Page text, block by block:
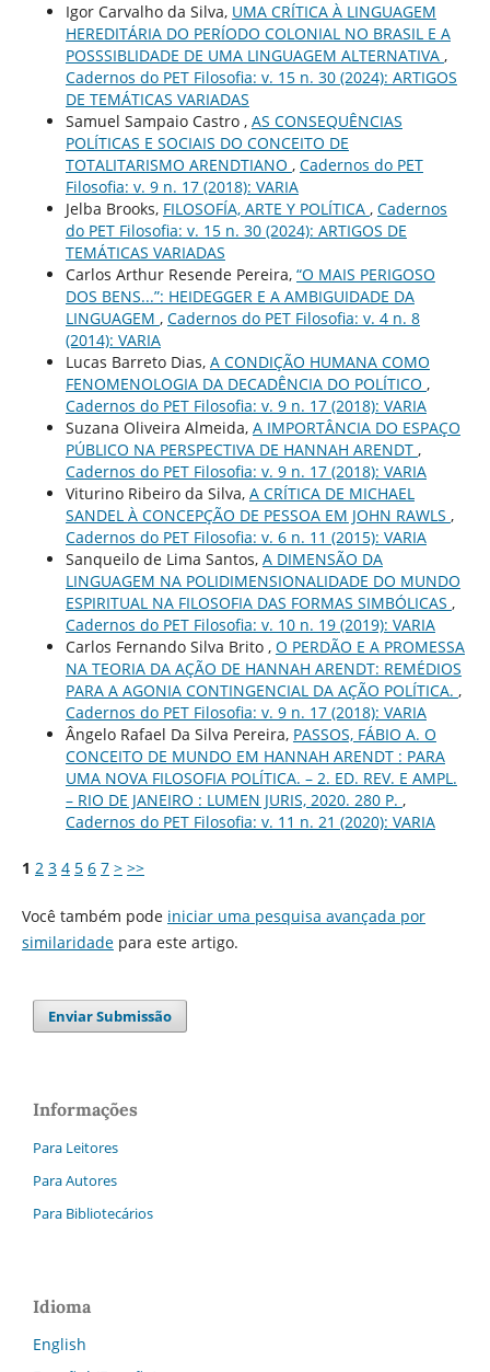
Igor Carvalho da Silva, UMA CRÍTICA À LINGUAGEM
HEREDITÁRIA DO PERÍODO COLONIAL NO BRASIL E A
POSSSIBLIDADE DE UMA LINGUAGEM ALTERNATIVA ,
Cadernos do PET Filosofia: v. 15 n. 30 (2024): ARTIGOS
DE TEMÁTICAS VARIADAS
Samuel Sampaio Castro , AS CONSEQUÊNCIAS
POLÍTICAS E SOCIAIS DO CONCEITO DE
TOTALITARISMO ARENDTIANO , Cadernos do PET
Filosofia: v. 9 n. 17 (2018): VARIA
Jelba Brooks, FILOSOFÍA, ARTE Y POLÍTICA , Cadernos
do PET Filosofia: v. 15 n. 30 (2024): ARTIGOS DE
TEMÁTICAS VARIADAS
Carlos Arthur Resende Pereira, “O MAIS PERIGOSO
DOS BENS...”: HEIDEGGER E A AMBIGUIDADE DA
LINGUAGEM , Cadernos do PET Filosofia: v. 4 n. 8
(2014): VARIA
Lucas Barreto Dias, A CONDIÇÃO HUMANA COMO
FENOMENOLOGIA DA DECADÊNCIA DO POLÍTICO ,
Cadernos do PET Filosofia: v. 9 n. 17 (2018): VARIA
Suzana Oliveira Almeida, A IMPORTÂNCIA DO ESPAÇO
PÚBLICO NA PERSPECTIVA DE HANNAH ARENDT ,
Cadernos do PET Filosofia: v. 9 n. 17 (2018): VARIA
Viturino Ribeiro da Silva, A CRÍTICA DE MICHAEL
SANDEL À CONCEPÇÃO DE PESSOA EM JOHN RAWLS ,
Cadernos do PET Filosofia: v. 6 n. 11 (2015): VARIA
Sanqueilo de Lima Santos, A DIMENSÃO DA
LINGUAGEM NA POLIDIMENSIONALIDADE DO MUNDO
ESPIRITUAL NA FILOSOFIA DAS FORMAS SIMBÓLICAS ,
Cadernos do PET Filosofia: v. 10 n. 19 (2019): VARIA
Carlos Fernando Silva Brito , O PERDÃO E A PROMESSA
NA TEORIA DA AÇÃO DE HANNAH ARENDT: REMÉDIOS
PARA A AGONIA CONTINGENCIAL DA AÇÃO POLÍTICA. ,
Cadernos do PET Filosofia: v. 9 n. 17 (2018): VARIA
Ângelo Rafael Da Silva Pereira, PASSOS, FÁBIO A. O
CONCEITO DE MUNDO EM HANNAH ARENDT : PARA
UMA NOVA FILOSOFIA POLÍTICA. – 2. ED. REV. E AMPL.
– RIO DE JANEIRO : LUMEN JURIS, 2020. 280 P. ,
Cadernos do PET Filosofia: v. 11 n. 21 (2020): VARIA
1 2 3 4 5 6 7 > >>
Você também pode iniciar uma pesquisa avançada por
similaridadepara este artigo.
Enviar Submissão
Informações
Para Leitores
Para Autores
Para Bibliotecários
Idioma
English